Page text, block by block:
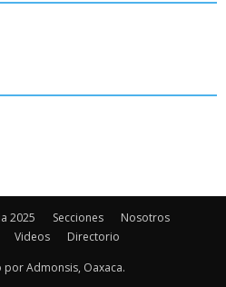
2025 Secciones
Nosotros
Videos
Directorio
Admonsis, Oaxaca.